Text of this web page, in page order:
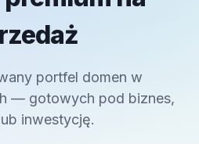
portfel domen w
— gotowych pod biznes,
inwestycję.